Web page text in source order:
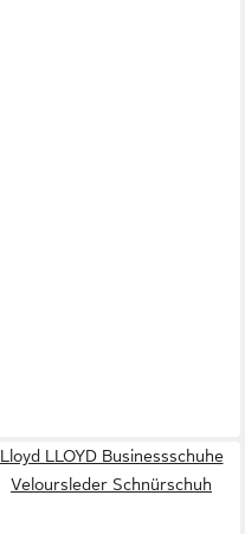
Lloyd LLOYD Businessschuhe
Veloursleder Schnürschuh